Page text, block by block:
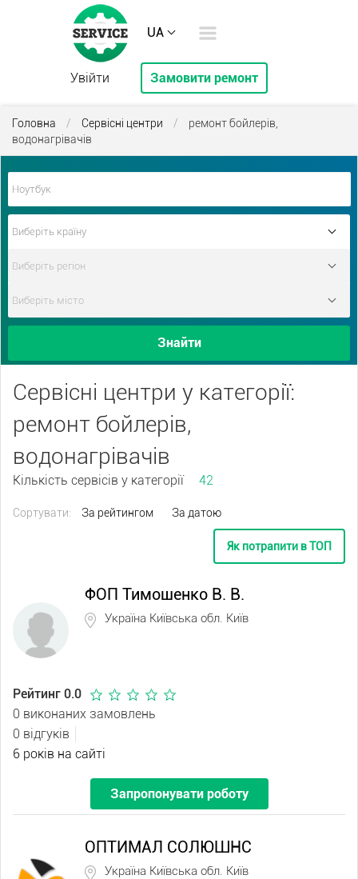
UA
Увійти Замовити ремонт
Головна / Сервісні центри /
ремонт бойлерів,
водонагрівачів
Знайти
Сервісні центри у категорії:
ремонт бойлерів,
водонагрівачів
Кількість сервісів у категорії 42
Сортувати: За рейтингом За датою
Як потрапити в ТОП
ФОП Тимошенко В. В.
Україна Київська обл. Київ
Рейтинг 0.0
0 виконаних замовлень
0 відгуків
6 років на сайті
Запропонувати роботу
ОПТИМАЛ СОЛЮШНС
Україна Київська обл. Київ